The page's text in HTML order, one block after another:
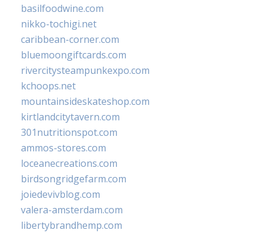
basilfoodwine.com
nikko-tochigi.net
caribbean-corner.com
bluemoongiftcards.com
rivercitysteampunkexpo.com
kchoops.net
mountainsideskateshop.com
kirtlandcitytavern.com
301nutritionspot.com
ammos-stores.com
loceanecreations.com
birdsongridgefarm.com
joiedevivblog.com
valera-amsterdam.com
libertybrandhemp.com